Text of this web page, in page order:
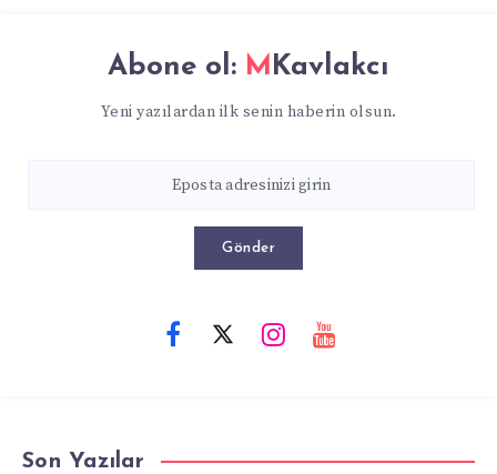
Abone ol: MKavlakcı
Yeni yazılardan ilk senin haberin olsun.
Gönder
Son Yazılar